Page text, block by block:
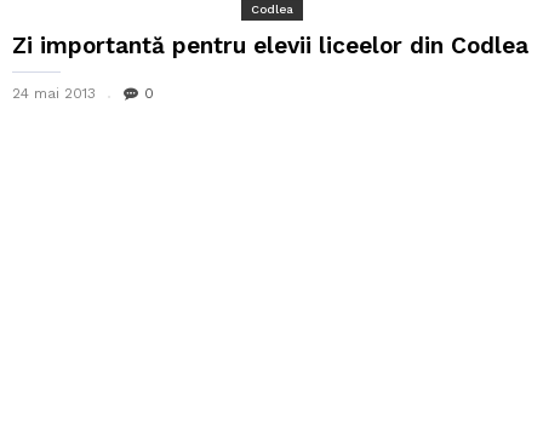
Codlea
Zi importantă pentru elevii liceelor din Codlea
24 mai 2013 0